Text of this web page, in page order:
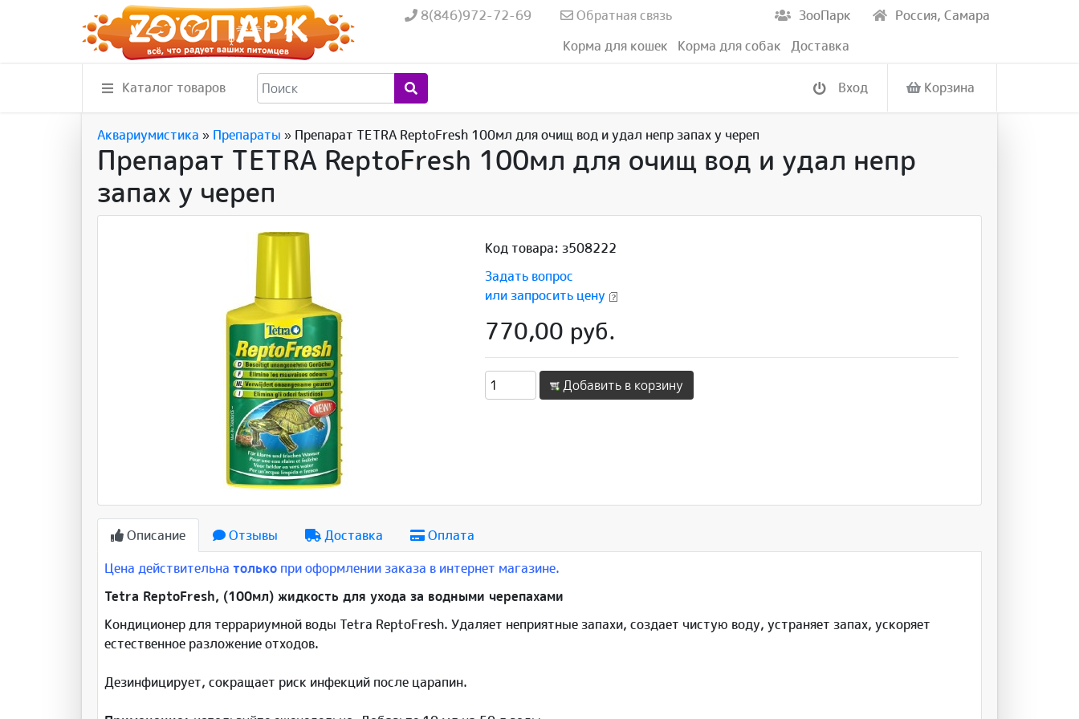
ЗооПарк Россия, Самара
8(846)972-72-69
Обратная связь
Корма для кошек
Корма для собак Доставка
Каталог товаров Корзина
Вход
Аквариумистика » Препараты » Препарат TETRA ReptoFresh 100мл для очищ вод и удал непр запах у череп
Препарат TETRA ReptoFresh 100мл для очищ вод и удал непр
запах у череп
Код товара: з508222
Задать вопрос
или запросить цену
770,00 руб.
Добавить в корзину
Описание Отзывы Доставка
Оплата
Цена действительнатолько при оформлении заказа в интернет магазине.
Tetra ReptoFresh, (100мл) жидкость для ухода за водными черепахами
Кондиционер для террариумной воды Tetra ReptoFresh. Удаляет неприятные запахи, создает чистую воду, устраняет запах, ускоряет
естественное разложение отходов.
Дезинфицирует, сокращает риск инфекций после царапин.